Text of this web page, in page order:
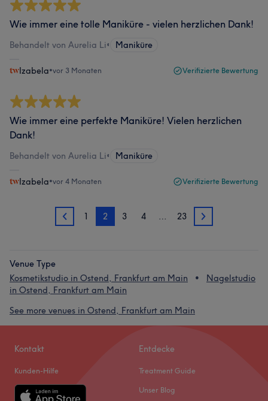
Wie immer eine tolle Maniküre - vielen herzlichen Dank!
Behandelt von Aurelia Li• Maniküre
Izabela•vor 3 Monaten Verifizierte Bewertung
Wie immer eine perfekte Maniküre! Vielen herzlichen
Dank!
Behandelt von Aurelia Li• Maniküre
Izabela•vor 4 Monaten Verifizierte Bewertung
1 1 2 3 4 … 23 3
Venue Type
Kosmetikstudio in Ostend, Frankfurt am Main
Nagelstudio
in Ostend, Frankfurt am Main
See more venues in Ostend, Frankfurt am Main
Kontakt
Kunden-Hilfe
Entdecke
Treatment Guide
Unser Blog